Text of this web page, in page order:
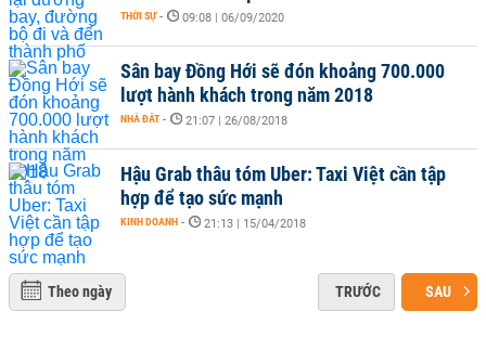
THỜI SỰ - 09:08 | 06/09/2020
Sân bay Đồng Hới sẽ đón khoảng 700.000
lượt hành khách trong năm 2018
NHÀ ĐẤT - 21:07 | 26/08/2018
Hậu Grab thâu tóm Uber: Taxi Việt cần tập
hợp để tạo sức mạnh
KINH DOANH - 21:13 | 15/04/2018
Theo ngày TRƯỚC SAU